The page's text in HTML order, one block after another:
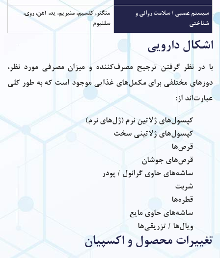
سیستم عصبی / سلامت روانی و
شناختی
منگنز، کلسیم، منیزیم، ید، آهن، روی،
سلنیوم
اشکال دارویی
با در نظر گرفتن ترجیح مصرف‌کننده و میزان مصرفی مورد نظر،
دوزهای مختلفی برای مکمل‌های غذایی موجود است که به طور کلی
عبارت‌اند از:
کپسول‌های ژلاتین نرم (ژل‌های نرم)
کپسول‌های ژلاتینی سخت
قرص‌ها
قرص‌های جوشان
ساشه‌های حاوی گرانول / پودر
شربت
قطره‌ها
ساشه‌های حاوی مایع
ویال‌ها / تزریقی‌ها
تغییرات محصول و اکسپیان